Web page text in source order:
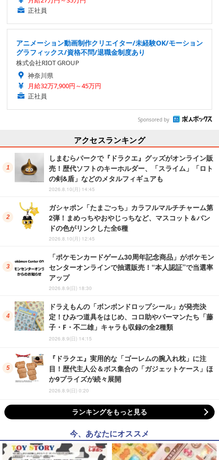
正社員
アニメーション動画制作クリエイター/未経験OK/モーション
グラフィックス/資格不問/退職金制度あり
株式会社RIOT GROUP
神奈川県
月給32万7,900円～45万円
正社員
Sponsored by
アクセスランキング
しまむらパークで『ドラクエ』グッズがオンライン販
売！歴代ソフトのキーホルダー、「スライム」「ロト
の剣&盾」などのメタルフィギュアも
2026.8.10(月) 14:45
ガシャポン「たまごっち」カラフルマルチチャーム第
2弾！まめっちやおやじっちなど、マスコット＆バン
ドの色がリンクした全6種
2026.8.10(月) 12:45
「ポケモンカードゲーム30周年記念商品」がポケモン
センターオンラインで抽選販売！“本人認証”で当選率
アップ
2026.8.9(日) 18:30
ドラえもんの「ボンボンドロップシール」が発売決
定！ひみつ道具をはじめ、コロ助やパーマンたち「藤
子・F・不二雄」キャラも収録の全2種類
2026.8.9(日) 14:15
『ドラクエ』実用的な「ゴーレムの腕入れ枕」に注
目！歴代主人公＆ボス集合の「ガジェットケース」ほ
か9プライズが続々展開
2026.8.9(日) 0:20
ランキングをもっと見る
今、あなたにオススメ